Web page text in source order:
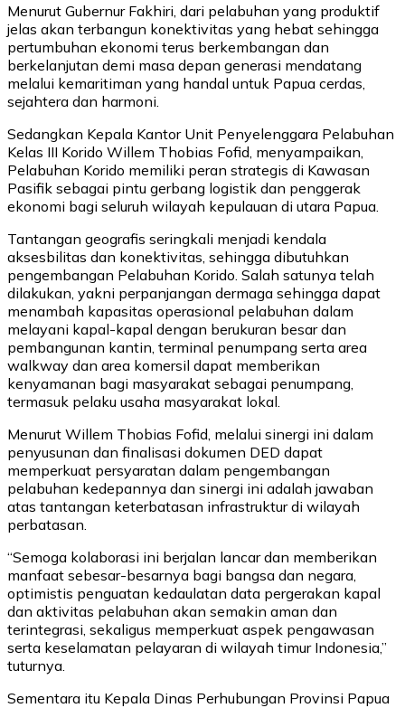
Menurut Gubernur Fakhiri, dari pelabuhan yang produktif
jelas akan terbangun konektivitas yang hebat sehingga
pertumbuhan ekonomi terus berkembangan dan
berkelanjutan demi masa depan generasi mendatang
melalui kemaritiman yang handal untuk Papua cerdas,
sejahtera dan harmoni.
Sedangkan Kepala Kantor Unit Penyelenggara Pelabuhan
Kelas III Korido Willem Thobias Fofid, menyampaikan,
Pelabuhan Korido memiliki peran strategis di Kawasan
Pasifik sebagai pintu gerbang logistik dan penggerak
ekonomi bagi seluruh wilayah kepulauan di utara Papua.
Tantangan geografis seringkali menjadi kendala
aksesbilitas dan konektivitas, sehingga dibutuhkan
pengembangan Pelabuhan Korido. Salah satunya telah
dilakukan, yakni perpanjangan dermaga sehingga dapat
menambah kapasitas operasional pelabuhan dalam
melayani kapal-kapal dengan berukuran besar dan
pembangunan kantin, terminal penumpang serta area
walkway dan area komersil dapat memberikan
kenyamanan bagi masyarakat sebagai penumpang,
termasuk pelaku usaha masyarakat lokal.
Menurut Willem Thobias Fofid, melalui sinergi ini dalam
penyusunan dan finalisasi dokumen DED dapat
memperkuat persyaratan dalam pengembangan
pelabuhan kedepannya dan sinergi ini adalah jawaban
atas tantangan keterbatasan infrastruktur di wilayah
perbatasan.
“Semoga kolaborasi ini berjalan lancar dan memberikan
manfaat sebesar-besarnya bagi bangsa dan negara,
optimistis penguatan kedaulatan data pergerakan kapal
dan aktivitas pelabuhan akan semakin aman dan
terintegrasi, sekaligus memperkuat aspek pengawasan
serta keselamatan pelayaran di wilayah timur Indonesia,”
tuturnya.
Sementara itu Kepala Dinas Perhubungan Provinsi Papua